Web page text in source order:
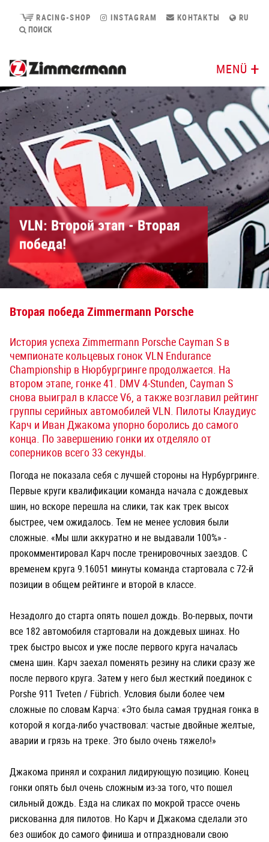
RACING-SHOP INSTAGRAM КОНТАКТЫ
RU
ПОИСК
MENÜ
VLN: Второй этап - Вторая
победа!
Вторая победа Zimmermann Porsche
История успеха Zimmermann Porsche Cayman S в
чемпионате кольцевых гонок VLN Endurance
Championship в Нюрбургринге продолжается. На
втором этапе, гонке 41. DMV 4-Stunden, Cayman S
снова выиграл в классе V6, а также возглавил рейтинг
группы серийных автомобилей VLN. Пилоты Клаудиус
Карч и Иван Джакома упорно боролись до самого
конца. По завершению гонки их отделяло от
соперников всего 33 секунды.
Погода не показала себя с лучшей стороны на Нурбургринге.
Первые круги квалификации команда начала с дождевых
шин, но вскоре перешла на слики, так как трек высох
быстрее, чем ожидалось. Тем не менее условия были
сложные. «Мы шли аккуратно и не выдавали 100%» -
прокомментировал Карч после тренировочных заездов. С
временем круга 9.16051 минуты команда стартовала с 72-й
позиции в общем рейтинге и второй в классе.
Незадолго до старта опять пошел дождь. Во-первых, почти
все 182 автомобиля стартовали на дождевых шинах. Но
трек быстро высох и уже после первого круга началась
смена шин. Карч заехал поменять резину на слики сразу же
после первого круга. Затем у него был жесткий поединок с
Porshe 911 Tveten / Fübrich. Условия были более чем
сложные по словам Карча: «Это была самая трудная гонка в
которой я когда-либо участвовал: частые двойные желтые,
аварии и грязь на треке. Это было очень тяжело!»
Джакома принял и сохранил лидирующую позицию. Конец
гонки опять был очень сложным из-за того, что пошел
сильный дождь. Езда на сликах по мокрой трассе очень
рискованна для пилотов. Но Карч и Джакома сделали это
без ошибок до самого финиша и отпраздновали свою